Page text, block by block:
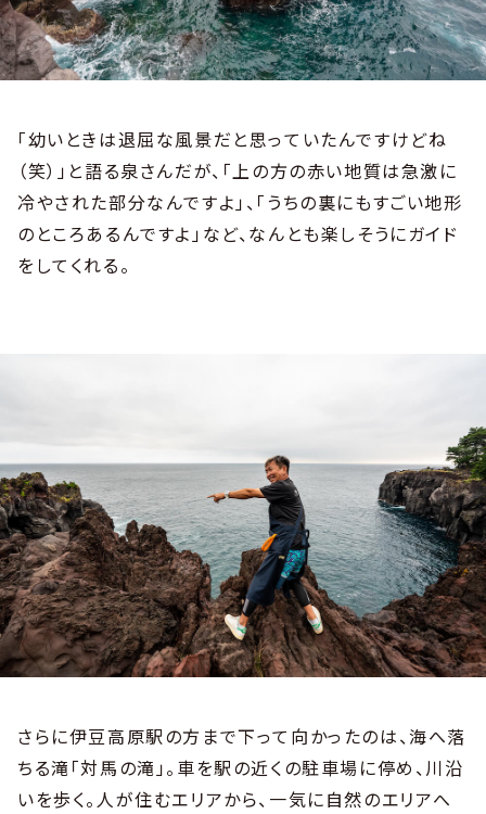
「幼いときは退屈な風景だと思っていたんですけどね
（笑）」と語る泉さんだが、「上の方の赤い地質は急激に
冷やされた部分なんですよ」、「うちの裏にもすごい地形
のところあるんですよ」など、なんとも楽しそうにガイド
をしてくれる。
さらに伊豆高原駅の方まで下って向かったのは、海へ落
ちる滝「対馬の滝」。車を駅の近くの駐車場に停め、川沿
いを歩く。人が住むエリアから、一気に自然のエリアへ